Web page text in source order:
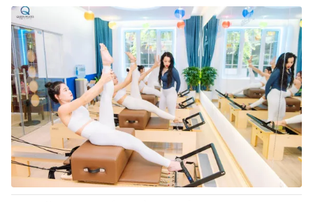
Pháp luật
Y tế
Thế giới
Tin tức
Thế giới đó đây
Câu chuyện quốc tế
Kinh tế
Tài chính
Thị trường
Dữ liệu và đời sống